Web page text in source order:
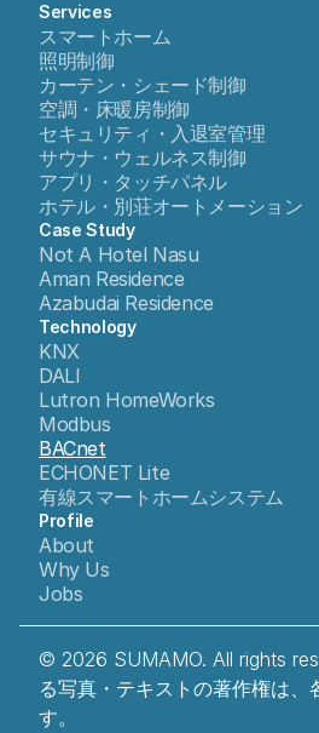
Services
スマートホーム
照明制御
カーテン・シェード制御
空調・床暖房制御
セキュリティ・入退室管理
サウナ・ウェルネス制御
アプリ・タッチパネル
ホテル・別荘オートメーション
Case Study
Not A Hotel Nasu
Aman Residence
Azabudai Residence
Technology
KNX
DALI
Lutron HomeWorks
Modbus
BACnet
ECHONET Lite
有線スマートホームシステム
Profile
About
Why Us
Jobs
© 2026 SUMAMO. All rights
る写真・テキストの著作権は、
す。